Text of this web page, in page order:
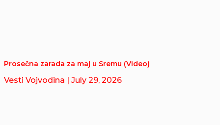
Prosečna zarada za maj u Sremu (Video)
Vesti Vojvodina | July 29, 2026